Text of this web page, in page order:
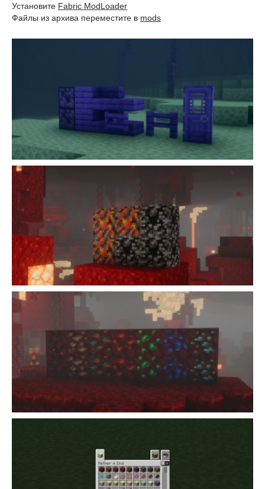
Установите Fabric ModLoader
Файлы из архива переместите в mods